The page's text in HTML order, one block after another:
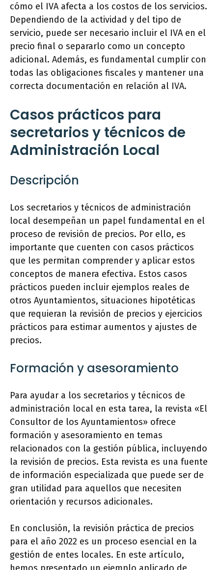
cómo el IVA afecta a los costos de los servicios.
Dependiendo de la actividad y del tipo de
servicio, puede ser necesario incluir el IVA en el
precio final o separarlo como un concepto
adicional. Además, es fundamental cumplir con
todas las obligaciones fiscales y mantener una
correcta documentación en relación al IVA.
Casos prácticos para
secretarios y técnicos de
Administración Local
Descripción
Los secretarios y técnicos de administración
local desempeñan un papel fundamental en el
proceso de revisión de precios. Por ello, es
importante que cuenten con casos prácticos
que les permitan comprender y aplicar estos
conceptos de manera efectiva. Estos casos
prácticos pueden incluir ejemplos reales de
otros Ayuntamientos, situaciones hipotéticas
que requieran la revisión de precios y ejercicios
prácticos para estimar aumentos y ajustes de
precios.
Formación y asesoramiento
Para ayudar a los secretarios y técnicos de
administración local en esta tarea, la revista «El
Consultor de los Ayuntamientos» ofrece
formación y asesoramiento en temas
relacionados con la gestión pública, incluyendo
la revisión de precios. Esta revista es una fuente
de información especializada que puede ser de
gran utilidad para aquellos que necesiten
orientación y recursos adicionales.
En conclusión, la revisión práctica de precios
para el año 2022 es un proceso esencial en la
gestión de entes locales. En este artículo,